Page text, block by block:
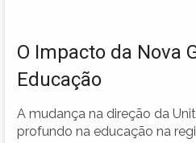
O Impacto da Nova
Educação
A mudança na direção da
profundo na educação na